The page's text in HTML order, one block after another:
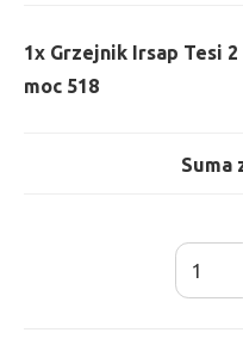
1x Grzejnik Irsap Tesi 2
moc 518
Suma
ilość
Grzejnik